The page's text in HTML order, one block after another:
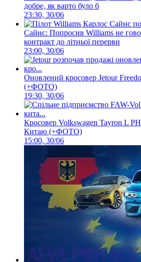
добре, як варто було б
23:30, 30/06
Сайнс: Попросив Williams не
контракт до літньої перерви
23:00, 30/06
Оновлений кросовер Jetour
(+ФОТО)
19:30, 30/06
Кросовер Volkswagen Tayron L
Китаю (+ФОТО)
15:00, 30/06